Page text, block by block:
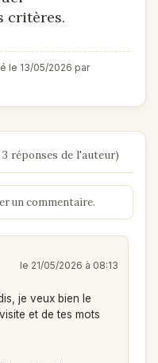
critères.
le 13/05/2026 par
3 réponses de l'auteur)
un commentaire.
le 21/05/2026 à 08:13
je veux bien le
et de tes mots